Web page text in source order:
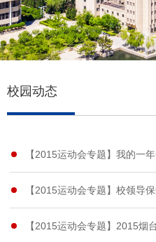
校园动态
【2015运动会专题】我的一
【2015运动会专题】校领导
【2015运动会专题】2015烟台